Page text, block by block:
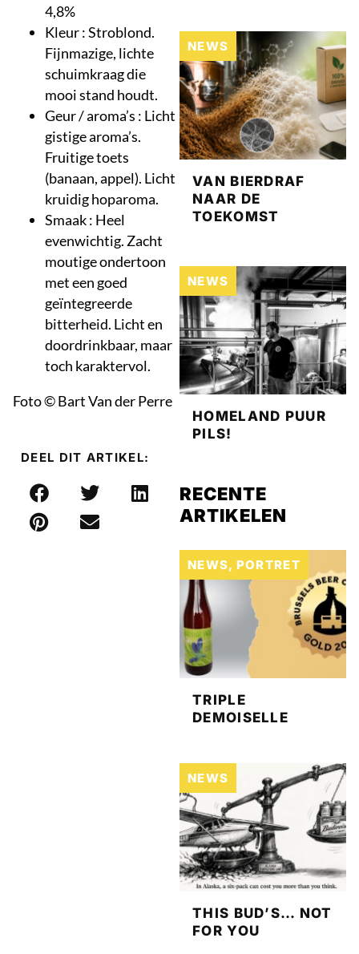
4,8%
Kleur : Stroblond.
Fijnmazige, lichte
schuimkraag die
mooi stand houdt.
Geur / aroma’s : Licht
gistige aroma’s.
Fruitige toets
(banaan, appel). Licht
kruidig hoparoma.
Smaak : Heel
evenwichtig. Zacht
moutige ondertoon
met een goed
geïntegreerde
bitterheid. Licht en
doordrinkbaar, maar
toch karaktervol.
Foto © Bart Van der Perre
DEEL DIT ARTIKEL:
NEWS
VAN BIERDRAF
NAAR DE
TOEKOMST
NEWS
HOMELAND PUUR
PILS!
RECENTE
ARTIKELEN
NEWS, PORTRET
TRIPLE
DEMOISELLE
NEWS
THIS BUD’S… NOT
FOR YOU